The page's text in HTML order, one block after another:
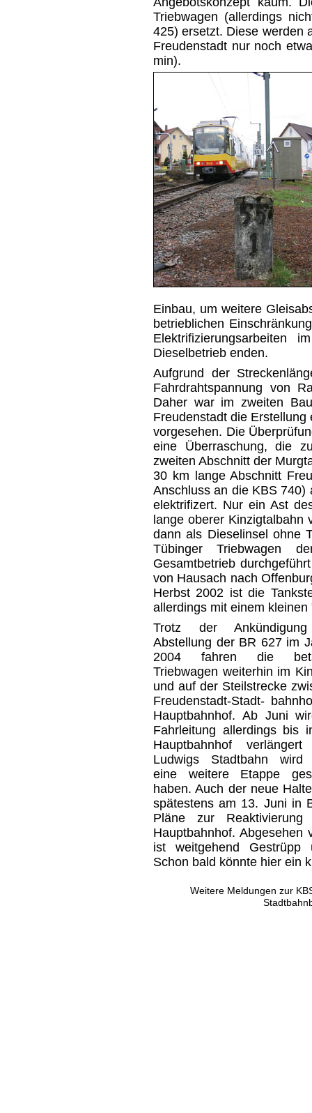
Triebwagen (allerdings
425) ersetzt. Diese werden
Freudenstadt nur noch
min).
Einbau, um weitere
betrieblichen
Elektrifizierungsarbeiten
Dieselbetrieb enden.
Aufgrund der
Fahrdrahtspannung von
Daher war im zweiten
Freudenstadt die
vorgesehen. Die
eine Überraschung, die
zweiten Abschnitt der
30 km lange Abschnitt
Anschluss an die KBS 740)
elektrifizert. Nur ein Ast
lange oberer Kinzigtalbahn
dann als Dieselinsel ohne
Tübinger Triebwagen
Gesamtbetrieb
von Hausach nach
Herbst 2002 ist die
allerdings mit einem
Trotz der
Abstellung der BR 627 im
2004 fahren die
Triebwagen weiterhin im
und auf der Steilstrecke
Freudenstadt-Stadt-
Hauptbahnhof. Ab Juni
Fahrleitung allerdings bis
Hauptbahnhof verlängert
Ludwigs Stadtbahn wird
eine weitere Etappe
haben. Auch der neue
spätestens am 13. Juni in
Pläne zur
Hauptbahnhof. Abgesehen
ist weitgehend Gestrüpp
Schon bald könnte hier ein
Weitere Meldungen zur